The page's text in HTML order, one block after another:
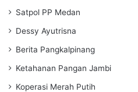
Satpol PP Medan
Dessy Ayutrisna
Berita Pangkalpinang
Ketahanan Pangan Jambi
Koperasi Merah Putih